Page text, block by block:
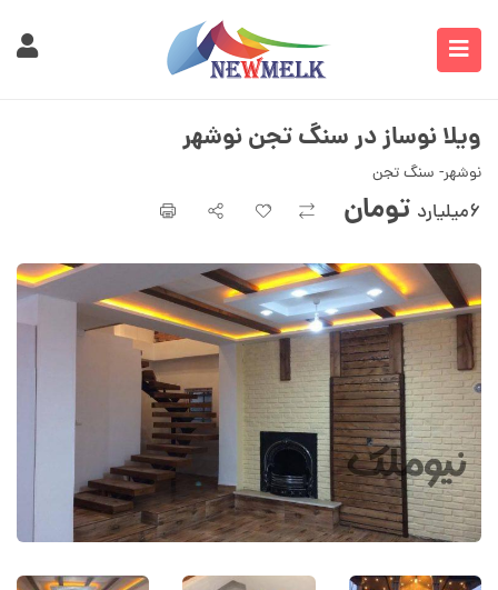
ویلا نوساز در سنگ تجن نوشهر
نوشهر- سنگ تجن
۶میلیارد تومان